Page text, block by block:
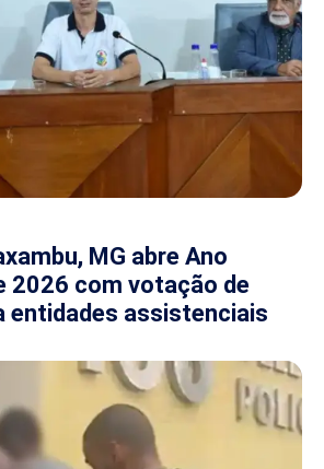
MG abre Ano
2026 com votação de
entidades assistenciais